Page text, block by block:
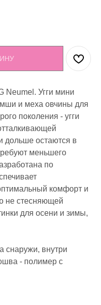
Neumel. Угги мини
и меха овчины для
поколения - угги
дольше остаются в
меньшего
по
комфорт и
не стесняющей
для осени и зимы,
снаружи, внутри
- полимер с